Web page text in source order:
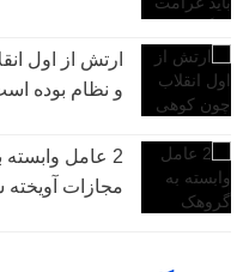
ارتش از اول
و نظام بوده
2 عامل
مجازات آویخته